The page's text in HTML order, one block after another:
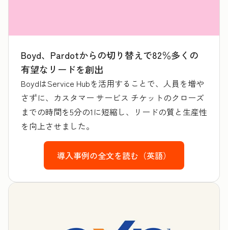
Boyd、Pardotからの切り替えで82％多くの
有望なリードを創出
BoydはService Hubを活用することで、人員を増や
さずに、カスタマー サービス チケットのクローズ
までの時間を5分の1に短縮し、リードの質と生産性
を向上させました。
導入事例の全文を読む（英語）